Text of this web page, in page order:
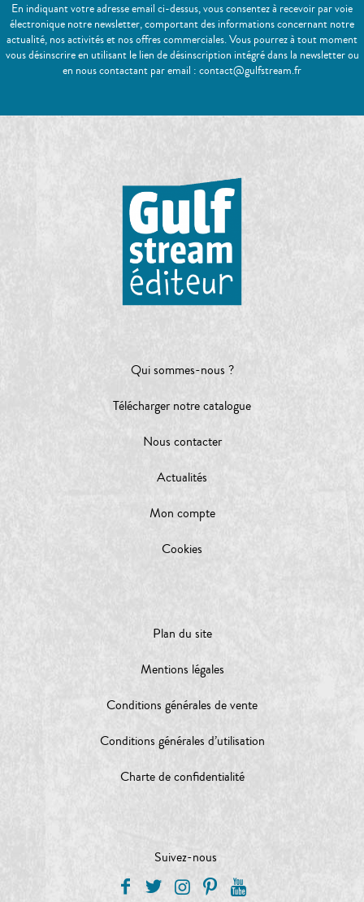
En indiquant votre adresse email ci-dessus, vous consentez à recevoir par voie
électronique notre newsletter, comportant des informations concernant notre
actualité, nos activités et nos offres commerciales. Vous pourrez à tout moment
vous désinscrire en utilisant le lien de désinscription intégré dans la newsletter ou
en nous contactant par email : contact@gulfstream.fr
Qui sommes-nous ?
Télécharger notre catalogue
Nous contacter
Actualités
Mon compte
Cookies
Plan du site
Mentions légales
Conditions générales de vente
Conditions générales d’utilisation
Charte de confidentialité
Suivez-nous